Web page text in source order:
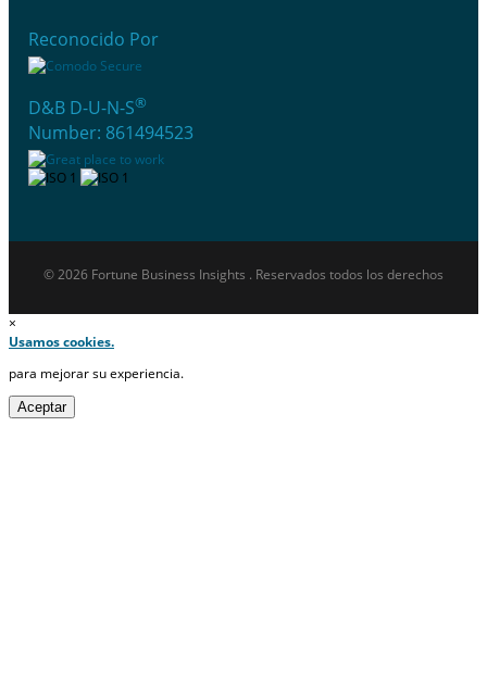
Reconocido Por
D&B D-U-N-S®
Number: 861494523
© 2026 Fortune Business Insights . Reservados todos los derechos
×
Usamos cookies.
para mejorar su experiencia.
Aceptar